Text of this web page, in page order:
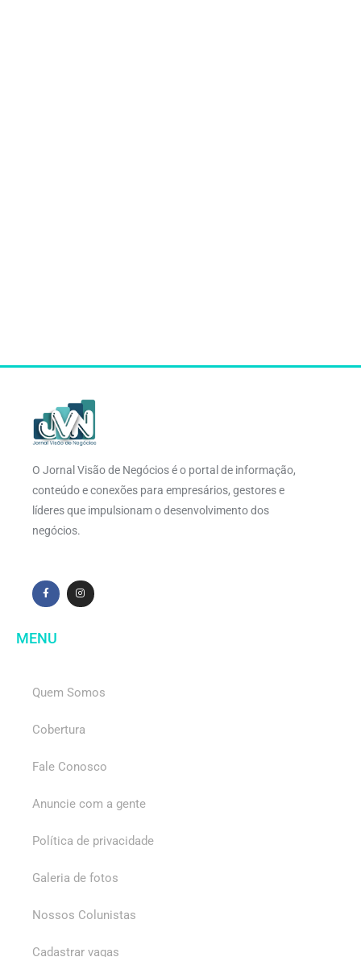
O Jornal Visão de Negócios é o portal de informação,
conteúdo e conexões para empresários, gestores e
líderes que impulsionam o desenvolvimento dos
negócios.
MENU
Quem Somos
Cobertura
Fale Conosco
Anuncie com a gente
Política de privacidade
Galeria de fotos
Nossos Colunistas
Cadastrar vagas